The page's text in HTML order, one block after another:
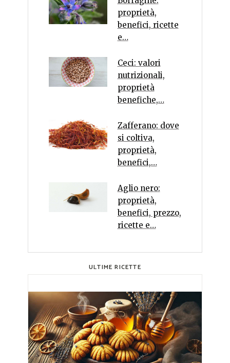
proprietà,
benefici, ricette
e…
Ceci: valori
nutrizionali,
proprietà
benefiche,…
Zafferano: dove
si coltiva,
proprietà,
benefici,…
Aglio nero:
proprietà,
benefici, prezzo,
ricette e…
ULTIME RICETTE